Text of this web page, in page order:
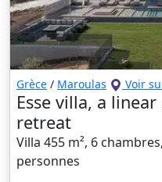
Grèce / Maroulas Voir
Esse villa, a
retreat
Villa 455 m², 6
personnes